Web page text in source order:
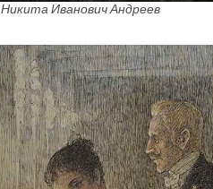
Никита Иванович Андреев